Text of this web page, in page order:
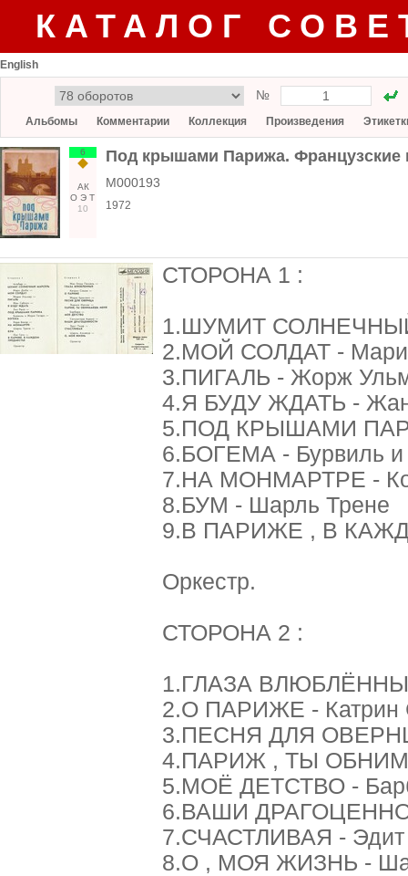
КАТАЛОГ
English
№
Альбомы Комментарии Коллекция Произведения
6
АК
О Э Т
10
Под крышами Парижа. Французские
М000193
1972
СТОРОНА 1 :
1.ШУМИТ
2.МОЙ СОЛДАТ -
3.ПИГАЛЬ - Жорж
4.Я БУДУ ЖДАТЬ -
5.ПОД КРЫШАМИ
6.БОГЕМА - Бурвиль
7.НА МОНМАРТРЕ -
8.БУМ - Шарль Трене
9.В ПАРИЖЕ , В
Оркестр.
СТОРОНА 2 :
1.ГЛАЗА
2.О ПАРИЖЕ - Катрин
3.ПЕСНЯ ДЛЯ
4.ПАРИЖ , ТЫ
5.МОЁ ДЕТСТВО -
6.ВАШИ
7.СЧАСТЛИВАЯ -
8.О , МОЯ ЖИЗНЬ -